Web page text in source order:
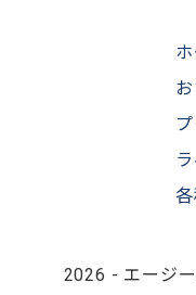
2026 - エージ